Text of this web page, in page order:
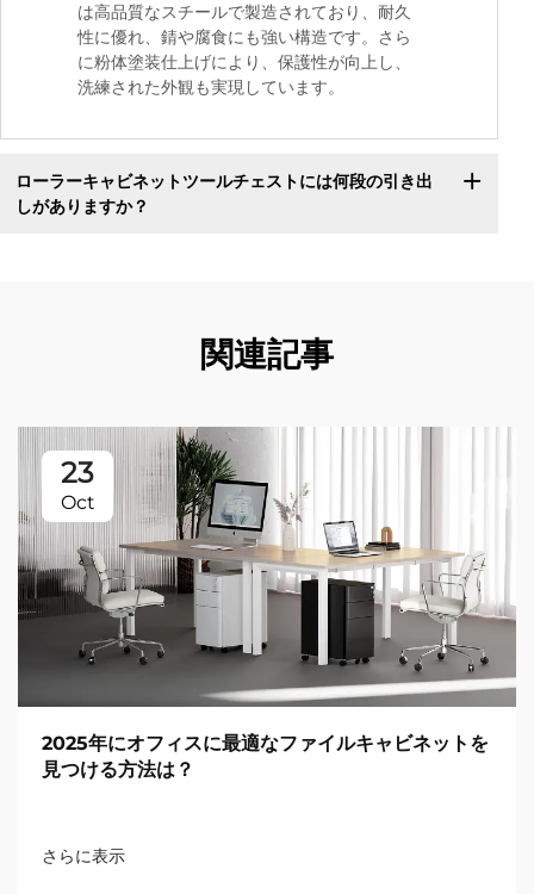
は高品質なスチールで製造されており、耐久
性に優れ、錆や腐食にも強い構造です。さら
に粉体塗装仕上げにより、保護性が向上し、
洗練された外観も実現しています。
ローラーキャビネットツールチェストには何段の引き出
しがありますか？
関連記事
23
Oct
2025年にオフィスに最適なファイルキャビネットを
見つける方法は？
さらに表示